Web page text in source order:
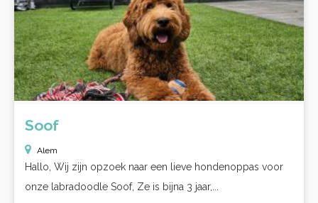
Soof
Alem
Hallo, Wij zijn opzoek naar een lieve hondenoppas voor
onze labradoodle Soof, Ze is bijna 3 jaar,...